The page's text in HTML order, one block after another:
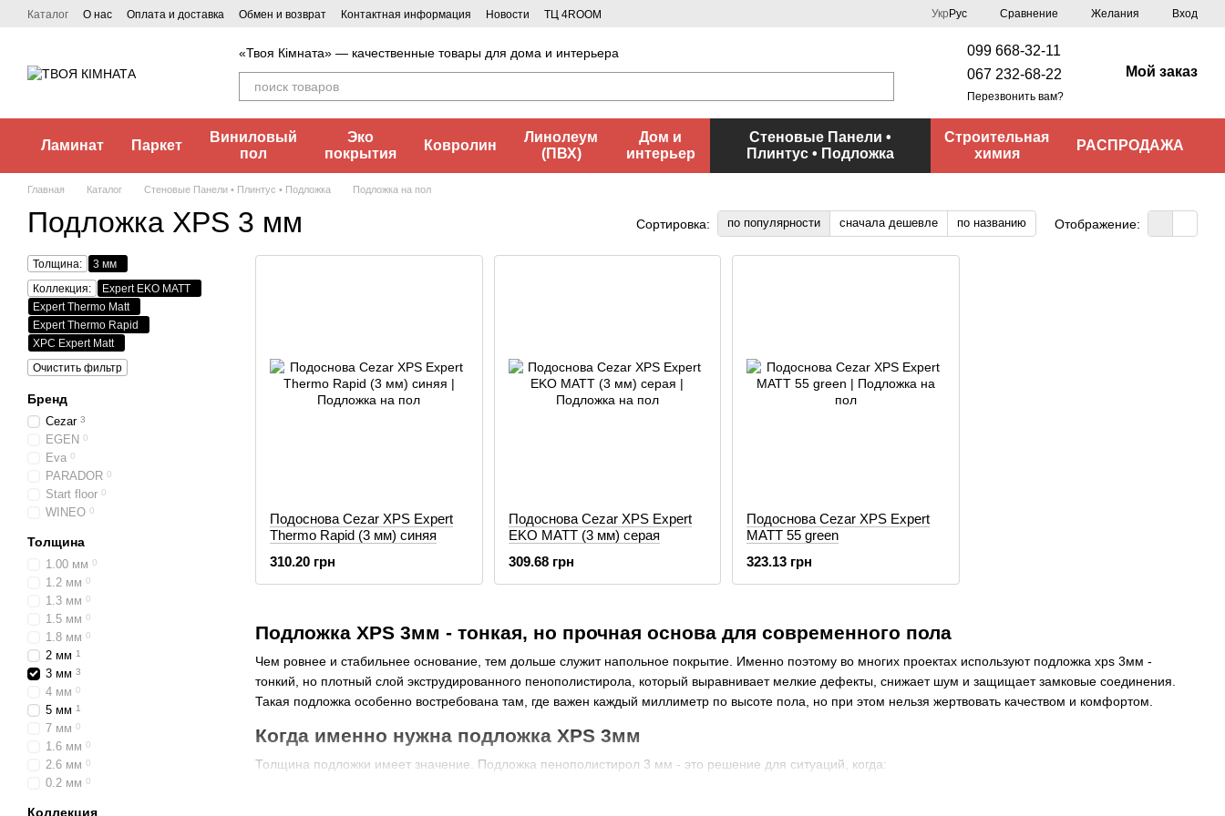
Перейти к основному контенту
Каталог О нас Оплата и доставка Обмен и возврат Контактная информация Новости ТЦ 4ROOM Укр Рус Сравнение Желания Вход
«Твоя Кімната» — качественные товары для дома и интерьера
099 668-32-11
067 232-68-22
Перезвонить вам?
Мой заказ
Ламинат Паркет
Виниловый
пол
Эко
покрытия
Ковролин
Линолеум
(ПВХ)
Дом и
интерьер
Стеновые Панели •
Плинтус • Подложка
Строительная
химия
РАСПРОДАЖА
Главная Каталог Стеновые Панели • Плинтус • Подложка Подложка на пол
Подложка XPS 3 мм Сортировка: по популярности сначала дешевле по названию Отображение:
Подложка XPS 3мм - тонкая, но прочная основа для современного пола
Чем ровнее и стабильнее основание, тем дольше служит напольное покрытие. Именно поэтому во многих проектах используют подложка xps 3мм -
тонкий, но плотный слой экструдированного пенополистирола, который выравнивает мелкие дефекты, снижает шум и защищает замковые соединения.
Такая подложка особенно востребована там, где важен каждый миллиметр по высоте пола, но при этом нельзя жертвовать качеством и комфортом.
Когда именно нужна подложка XPS 3мм
Толщина подложки имеет значение. Подложка пенополистирол 3 мм - это решение для ситуаций, когда:
Подоснова Cezar XPS Expert
Thermo Rapid (3 мм) синяя
310.20 грн
Подоснова Cezar XPS Expert
EKO MATT (3 мм) серая
309.68 грн
Подоснова Cezar XPS Expert
MATT 55 green
323.13 грн
Толщина:
3 мм
Коллекция:
Expert EKO MATT
Expert Thermo Matt
Expert Thermo Rapid
XPC Expert Matt
Очистить фильтр
Бренд
Cezar 3
EGEN 0
Eva 0
PARADOR 0
Start floor 0
WINEO 0
Толщина
1.00 мм 0
1.2 мм 0
1.3 мм 0
1.5 мм 0
1.8 мм 0
2 мм 1
3 мм 3
4 мм 0
5 мм 1
7 мм 0
1.6 мм 0
2.6 мм 0
0.2 мм 0
Коллекция